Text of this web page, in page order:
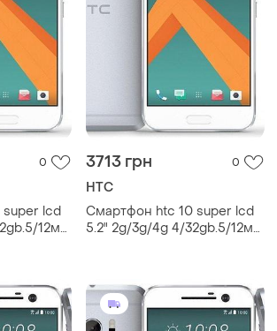
0
lcd
12мп
3713 грн 0
HTC
Смартфон htc 10 super lcd
5.2" 2g/3g/4g 4/32gb.5/12мп